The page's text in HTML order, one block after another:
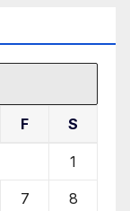
F S
1
7 8